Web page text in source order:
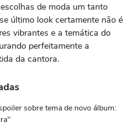
de moda um tanto
último look certamente não é
vibrantes e a temática do
perfeitamente a
da cantora.
sobre tema de novo álbum: